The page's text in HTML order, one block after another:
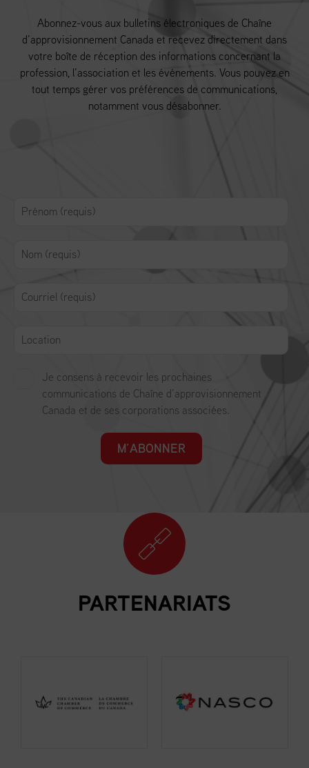
Abonnez-vous aux bulletins électroniques de Chaîne
d’approvisionnement Canada et recevez directement dans
votre boîte de réception des informations concernant la
profession, l’association et les événements. Vous pouvez en
tout temps gérer vos préférences de communications,
notamment vous désabonner.
Je consens à recevoir les prochaines
communications de Chaîne d’approvisionnement
Canada et de ses corporations associées.
M’ABONNER
PARTENARIATS